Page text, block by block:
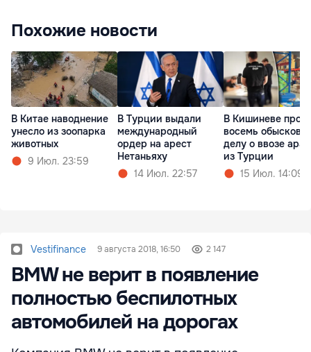
Похожие новости
В Китае наводнение
унесло из зоопарка
животных
9 Июл. 23:59
В Турции выдали
международный
ордер на арест
Нетаньяху
14 Июл. 22:57
В Кишиневе
восемь обысков
делу о ввозе
из Турции
15 Июл. 14:09
Vestifinance 9 августа 2018, 16:50 2 147
BMW не верит в появление
полностью беспилотных
автомобилей на дорогах